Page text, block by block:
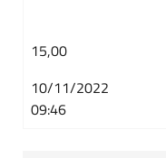
15,00
10/11/2022
09:46